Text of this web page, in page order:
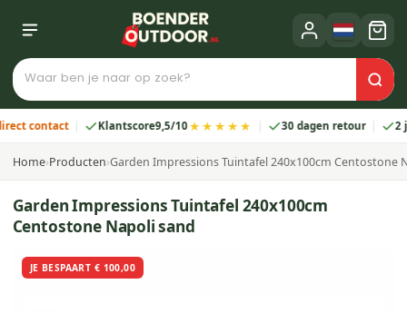
Klantscore9,5/10★★★★★ 30 dagen retour 2 jaar
Home›Producten›Garden Impressions Tuintafel 240x100cm Centostone
Garden Impressions Tuintafel 240x100cm
Centostone Napoli sand
JE BESPAART € 100,00